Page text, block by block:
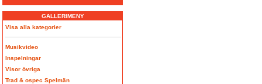
GALLERIMENY
Visa alla kategorier
Musikvideo
Inspelningar
Visor övriga
Trad & ospec Spelmän